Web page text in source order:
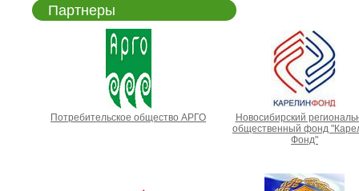
Партнеры
Потребительское общество АРГО
Новосибирский
общественный фонд
Фонд"